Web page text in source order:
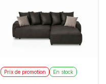
Prix de promotion En stock